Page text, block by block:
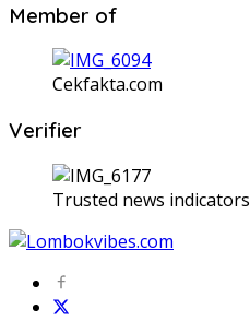
Member of
Cekfakta.com
Verifier
Trusted news indicators